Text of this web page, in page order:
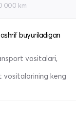
000 km
buyuriladigan
vositalari,
keng